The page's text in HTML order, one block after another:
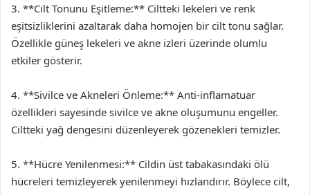
3. **Cilt Tonunu Eşitleme:** Ciltteki lekeleri ve renk
eşitsizliklerini azaltarak daha homojen bir cilt tonu sağlar.
Özellikle güneş lekeleri ve akne izleri üzerinde olumlu
etkiler gösterir.
4. **Sivilce ve Akneleri Önleme:** Anti-inflamatuar
özellikleri sayesinde sivilce ve akne oluşumunu engeller.
Ciltteki yağ dengesini düzenleyerek gözenekleri temizler.
5. **Hücre Yenilenmesi:** Cildin üst tabakasındaki ölü
hücreleri temizleyerek yenilenmeyi hızlandırır. Böylece cilt,